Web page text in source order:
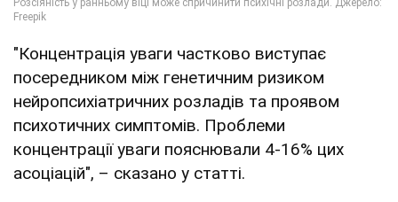
"Концентрація уваги частково виступає
посередником між генетичним ризиком
нейропсихіатричних розладів та проявом
психотичних симптомів. Проблеми
концентрації уваги пояснювали 4-16% цих
асоціацій", – сказано у статті.